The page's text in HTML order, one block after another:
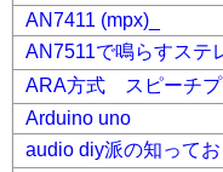
AN7411 (mpx)_
AN7511で鳴らすステ
ARA方式 スピーチプ
Arduino uno
audio diy派の知って